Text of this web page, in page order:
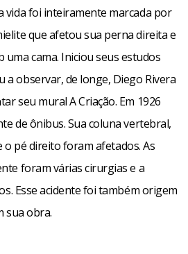
vida foi inteiramente marcada por
que afetou sua perna direita e
cama. Iniciou seus estudos
a observar, de longe, Diego Rivera
seu mural A Criação. Em 1926
de ônibus. Sua coluna vertebral,
o pé direito foram afetados. As
foram várias cirurgias e a
Esse acidente foi também origem
sua obra.